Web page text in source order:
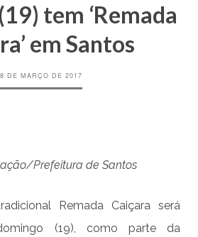
tem ‘Remada
em Santos
DE MARÇO DE 2017
Prefeitura de Santos
Remada Caiçara será
(19), como parte da